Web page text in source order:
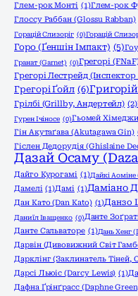
Глем-рок Монті (1)Глем-рок
Глоссу Раббан (Glossu Rabban)
Горацій Слизоріг (0)Горацій
Горо (Ґеншін Імпакт) (5)
Гранат (Garnet) (0)Грегорі
Грегорі Лестрейд
Грегорі Ґойл (6)
Грілбі (Grillby, Андертейл) (2)
Гурен Ічіносе (0)Гьомей
Гін Акутаґава (Akutagawa Gin)
Гіслен Дедорудія (Ghislaine
Дазай Осаму
Дайго Курогамі (1)Дайкі Аоміне
Дамелі (1)Дамі (1)Даміано
Дан Като (Dan Katо) (1)Данзо
Даниїл Іващенко (0)Данте
Данте Сальваторе (1)Дань Хенг
Дарвін (Дивовижний Світ
Дарклінг (Заклинатель
Дарсі Льюіс (Darcy Lewis) (1)
Дафна Ґрінґрасс (Daphne